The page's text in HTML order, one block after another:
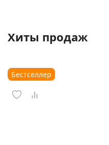
Хиты продаж
Бестселлер